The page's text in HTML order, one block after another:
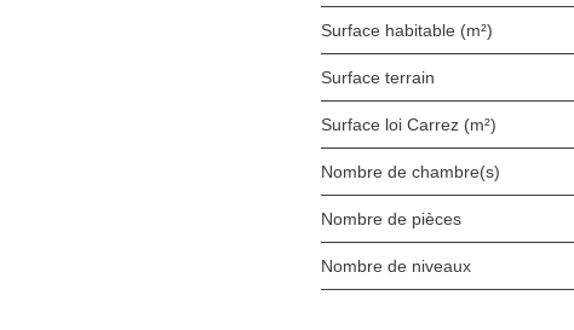
Surface habitable (m²)
surface terrain
Surface loi Carrez (m²)
Nombre de chambre(s)
Nombre de pièces
Nombre de niveaux